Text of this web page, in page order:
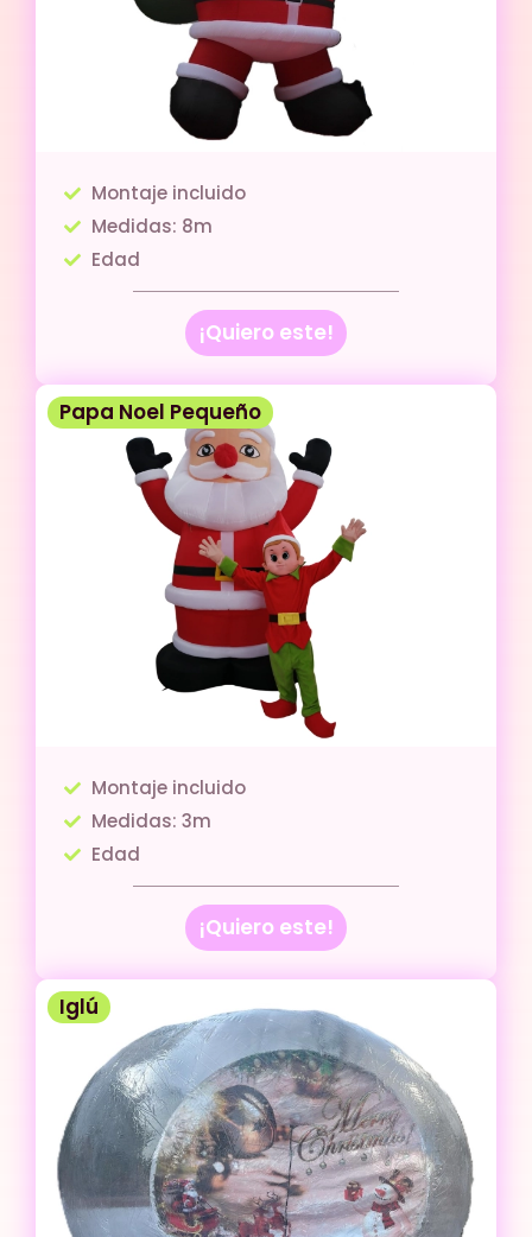
Montaje incluido
Medidas: 8m
Edad
¡Quiero este!
Papa Noel Pequeño
Montaje incluido
Medidas: 3m
Edad
¡Quiero este!
Iglú